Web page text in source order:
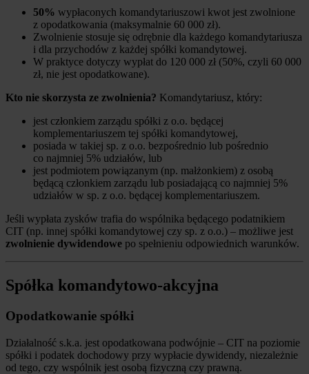
50% wypłaconych komandytariuszowi kwot jest zwolnione
z opodatkowania (maksymalnie 60 000 zł).
Zwolnienie stosuje się odrębnie dla każdego komandytariusza
i dla przychodów z każdej spółki komandytowej.
W praktyce dotyczy wypłat do 120 000 zł (50%, czyli 60 000
zł, nie jest opodatkowane).
Kto nie skorzysta ze zwolnienia? Komandytariusz, który:
jest członkiem zarządu spółki z o.o. będącej
komplementariuszem tej spółki komandytowej,
posiada w takiej sp. z o.o. bezpośrednio lub pośrednio
co najmniej 5% udziałów, lub
jest podmiotem powiązanym (np. małżonkiem) z osobą
będącą członkiem zarządu lub posiadającą co najmniej 5%
udziałów w sp. z o.o. będącej komplementariuszem.
Jeśli wypłata zysków trafia do wspólnika będącego podatnikiem
CIT (np. innej spółki komandytowej czy sp. z o.o.) – możliwe jest
zwolnienie dywidendowe po spełnieniu odpowiednich warunków.
Spółka komandytowo-akcyjna
Opodatkowanie spółki
Działalność s.k.a. jest opodatkowana podwójnie – CIT na poziomie
spółki i podatek dochodowy przy wypłacie dywidendy, niezależnie
od tego, czy wspólnik jest osobą fizyczną czy prawną.